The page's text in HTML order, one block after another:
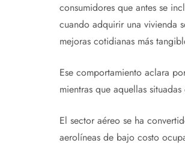
consumidores que antes se
cuando adquirir una vivienda
mejoras cotidianas más
Ese comportamiento aclara
mientras que aquellas
El sector aéreo se ha
aerolíneas de bajo costo